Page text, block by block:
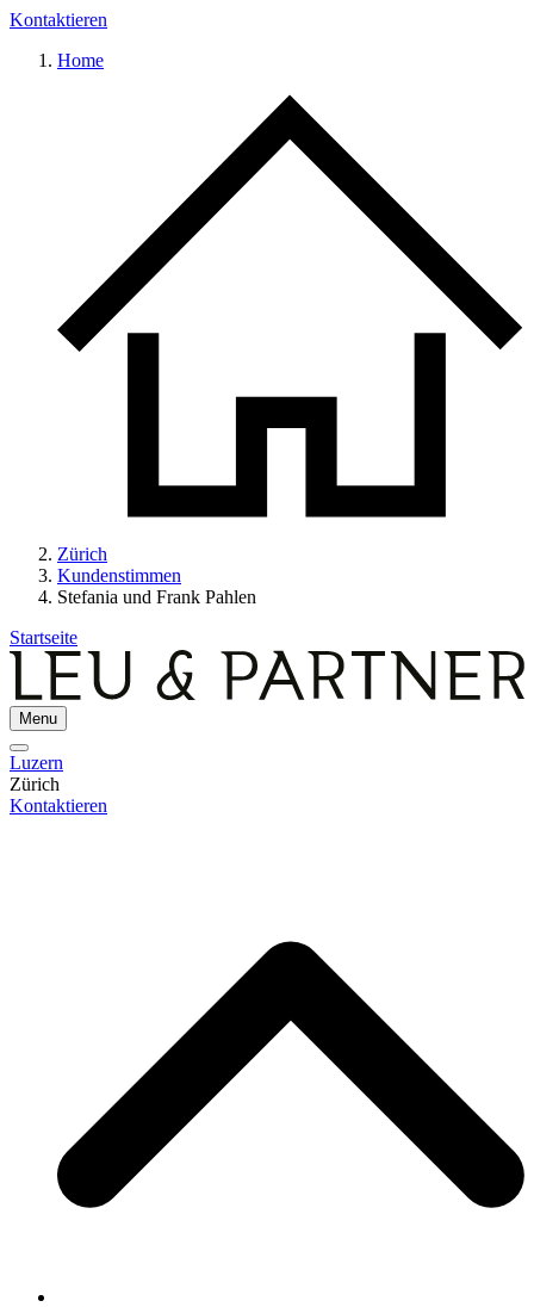
Kontaktieren
Home
Zürich
Kundenstimmen
Stefania und Frank Pahlen
Startseite
Menu
Luzern
Zürich
Kontaktieren